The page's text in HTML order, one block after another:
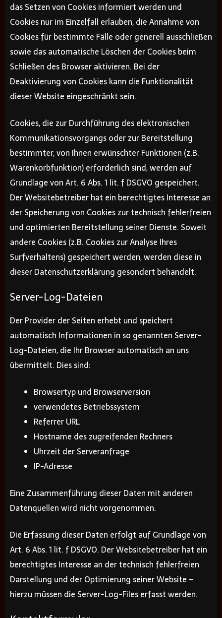
das Setzen von Cookies informiert werden und
Cookies nur im Einzelfall erlauben, die Annahme von
Cookies für bestimmte Fälle oder generell ausschließen
sowie das automatische Löschen der Cookies beim
Schließen des Browser aktivieren. Bei der
Deaktivierung von Cookies kann die Funktionalität
dieser Website eingeschränkt sein.
Cookies, die zur Durchführung des elektronischen
Kommunikationsvorgangs oder zur Bereitstellung
bestimmter, von Ihnen erwünschter Funktionen (z.B.
Warenkorbfunktion) erforderlich sind, werden auf
Grundlage von Art. 6 Abs. 1 lit. f DSGVO gespeichert.
Der Websitebetreiber hat ein berechtigtes Interesse an
der Speicherung von Cookies zur technisch fehlerfreien
und optimierten Bereitstellung seiner Dienste. Soweit
andere Cookies (z.B. Cookies zur Analyse Ihres
Surfverhaltens) gespeichert werden, werden diese in
dieser Datenschutzerklärung gesondert behandelt.
Server-Log-Dateien
Der Provider der Seiten erhebt und speichert
automatisch Informationen in so genannten Server-
Log-Dateien, die Ihr Browser automatisch an uns
übermittelt. Dies sind:
Browsertyp und Browserversion
verwendetes Betriebssystem
Referrer URL
Hostname des zugreifenden Rechners
Uhrzeit der Serveranfrage
IP-Adresse
Eine Zusammenführung dieser Daten mit anderen
Datenquellen wird nicht vorgenommen.
Die Erfassung dieser Daten erfolgt auf Grundlage von
Art. 6 Abs. 1 lit. f DSGVO. Der Websitebetreiber hat ein
berechtigtes Interesse an der technisch fehlerfreien
Darstellung und der Optimierung seiner Website –
hierzu müssen die Server-Log-Files erfasst werden.